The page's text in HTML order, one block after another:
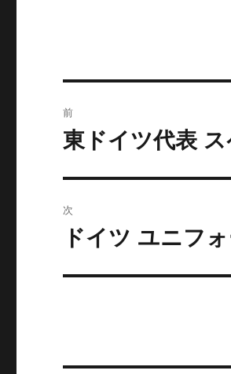
稿
ゲ
ン
前
前
投
稿:
東ドイツ代表
次
次
投
ドイツ ユニフ